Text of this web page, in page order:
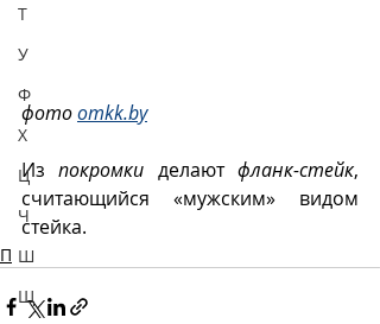
Т
У
Ф
Х
Ц
Ч
Ш
Щ
фото omkk.by
Из покромки делают фланк-стейк,
считающийся «мужским» видом
стейка.
П